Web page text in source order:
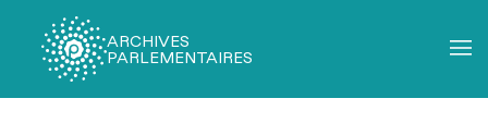
ARCHIVES
PARLEMENTAIRES